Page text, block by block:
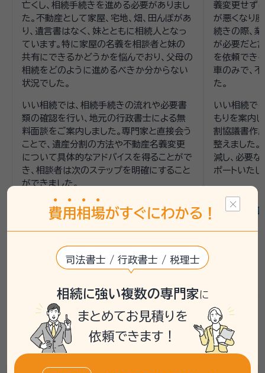
亡くし、相続手続きを進める必要がありまし
た。不動産として家屋、宅地、畑、田んぼがあ
り、遺言書はなく、妹とともに相続人となっ
ています。特に家屋の名義を相談者と妹の
共有にできるかどうかを悩んでおり、父母の
相続をどのように進めるべきか分からない
状況でした。
いい相続では、相続手続きの流れや必要書
類の確認を行い、地元の行政書士による無
料面談をご案内しました。専門家と直接会う
ことで、遺産分割の方法や不動産名義変更
について具体的なアドバイスを得ることがで
き、相談者は次のステップを明確にすること
ができました。
連携士業：
義変更せず
が悪くなり
続きの際、
が必要だと
を依頼でき
車のみで、
た。
いい相続で
もりを案内
割協議書作
整えました
減し、必要
ポートいたし
連携士業：
くぼ行政
相談事例一覧
費用 相場がすぐにわかる！
司法書士 / 行政書士 / 税理士
相続に強い複数の専門家に
まとめてお見積りを
依頼できます！